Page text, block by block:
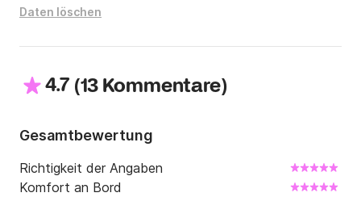
Daten löschen
4.7 (13 Kommentare)
Gesamtbewertung
Richtigkeit der Angaben
Komfort an Bord